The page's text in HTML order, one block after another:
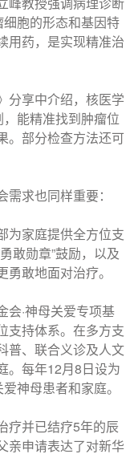
细胞的形态和基因特
用药，是实现精准治
分享中介绍，核医学
能精准找到肿瘤位
。部分检查方法还可
求也同样重要：
为家庭提供全方位支
敢勋章”鼓励，以及
敢地面对治疗。
会·神母关爱专项基
支持体系。在多方支
普、联合义诊及人文
。每年12月8日设为
神母患者和家庭。
疗并已结疗5年的辰
亲申请表达了对新华